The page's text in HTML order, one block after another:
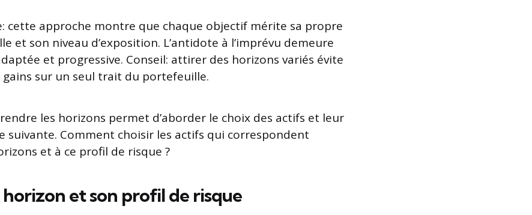
cette approche montre que chaque objectif mérite sa propre
et son niveau d’exposition. L’antidote à l’imprévu demeure
et progressive. Conseil: attirer des horizons variés évite
gains sur un seul trait du portefeuille.
les horizons permet d’aborder le choix des actifs et leur
suivante. Comment choisir les actifs qui correspondent
et à ce profil de risque ?
horizon et son profil de risque